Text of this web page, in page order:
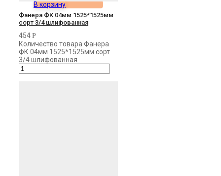
В корзину
Фанера ФК 04мм 1525*1525мм
сорт 3/4 шлифованная
454 Р
Количество товара Фанера
ФК 04мм 1525*1525мм сорт
3/4 шлифованная